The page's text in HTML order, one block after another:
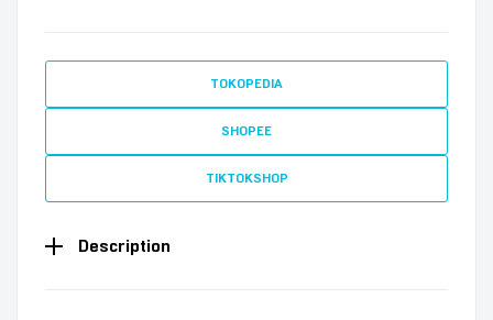
TOKOPEDIA
SHOPEE
TIKTOKSHOP
Description